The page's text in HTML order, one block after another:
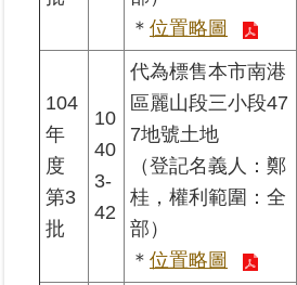
＊ 位置略圖
104
年
度
第3
批
10
40
3-
42
代為標售本市南港
區麗山段三小段47
7地號土地
（登記名義人：鄭
桂，權利範圍：全
部）
＊ 位置略圖